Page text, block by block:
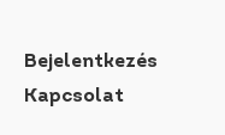
Bejelentkezés
Kapcsolat